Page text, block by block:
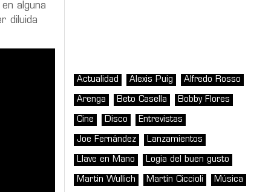
alguna
diluida
Actualidad Alexis Puig Alfredo Rosso
Arenga Beto Casella Bobby Flores
Cine Disco Entrevistas
Joe Fernández Lanzamientos
Llave en Mano Logia del buen gusto
Martin Wullich Martín Ciccioli Música